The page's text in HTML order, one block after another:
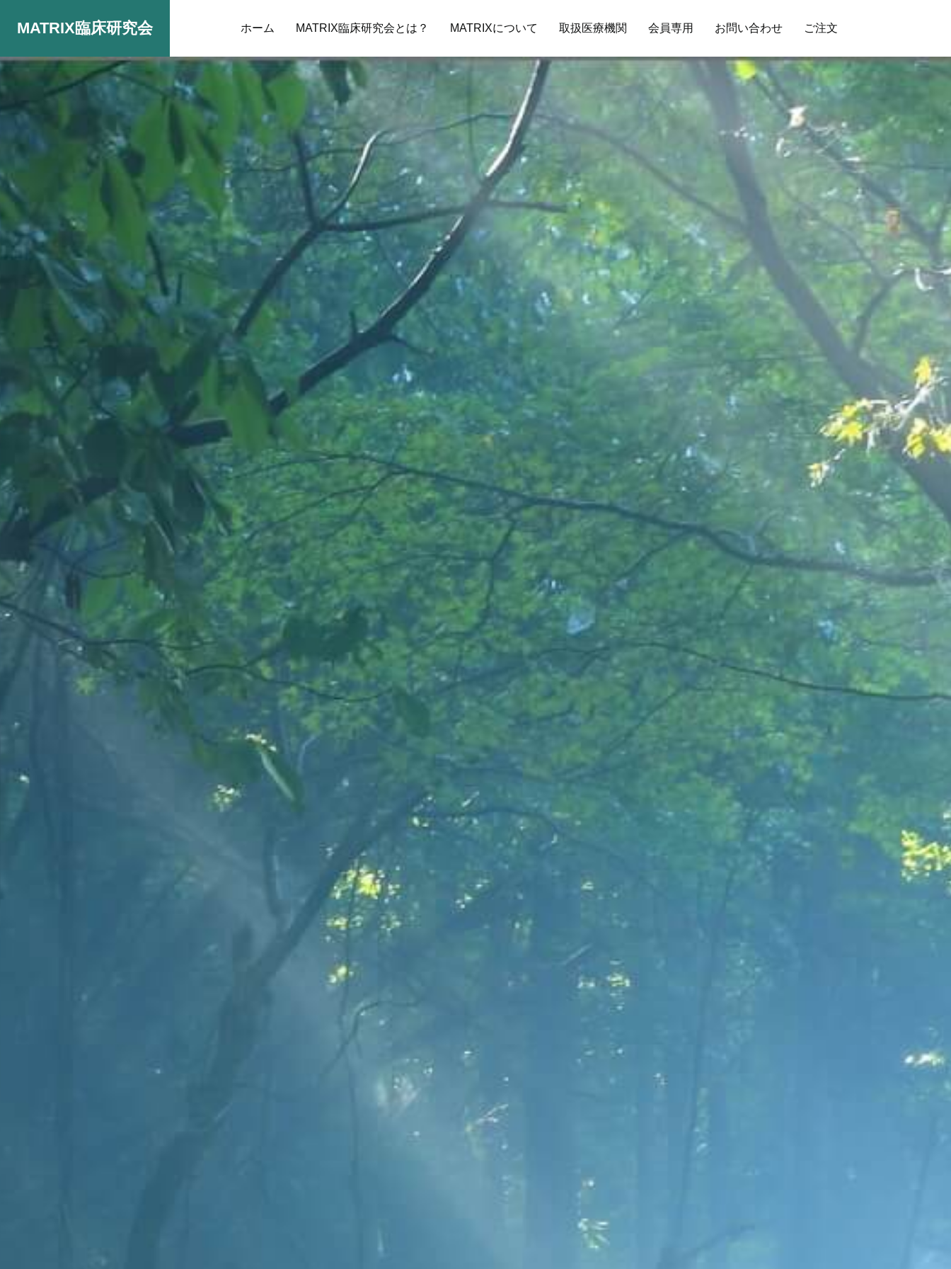
MATRIX臨床研究会 ホーム MATRIX臨床研究会とは？ MATRIXについて 取扱医療機関 会員専用 お問い合わせ ご注文